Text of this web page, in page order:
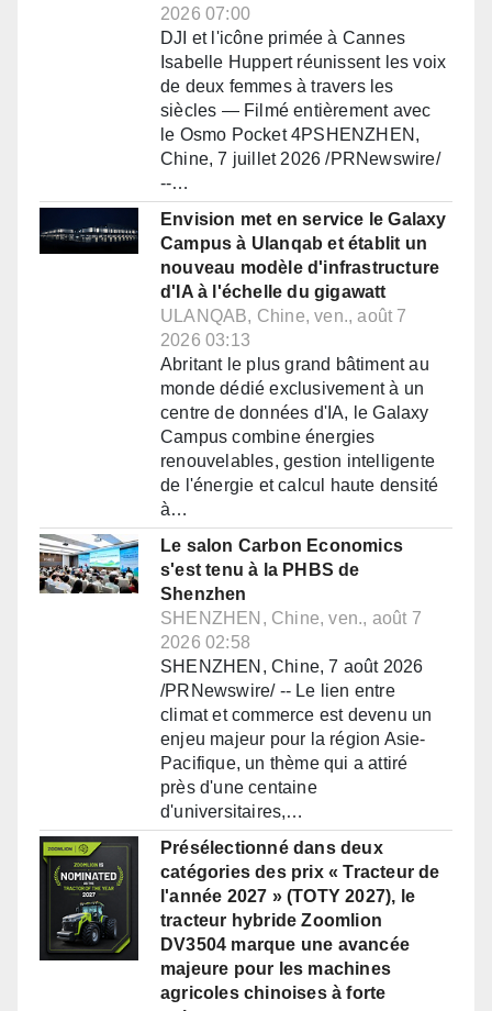
2026 07:00
DJI et l'icône primée à Cannes
Isabelle Huppert réunissent les voix
de deux femmes à travers les
siècles — Filmé entièrement avec
le Osmo Pocket 4PSHENZHEN,
Chine, 7 juillet 2026 /PRNewswire/
--…
Envision met en service le Galaxy
Campus à Ulanqab et établit un
nouveau modèle d'infrastructure
d'IA à l'échelle du gigawatt
ULANQAB, Chine, ven., août 7
2026 03:13
Abritant le plus grand bâtiment au
monde dédié exclusivement à un
centre de données d'IA, le Galaxy
Campus combine énergies
renouvelables, gestion intelligente
de l'énergie et calcul haute densité
à…
Le salon Carbon Economics
s'est tenu à la PHBS de
Shenzhen
SHENZHEN, Chine, ven., août 7
2026 02:58
SHENZHEN, Chine, 7 août 2026
/PRNewswire/ -- Le lien entre
climat et commerce est devenu un
enjeu majeur pour la région Asie-
Pacifique, un thème qui a attiré
près d'une centaine
d'universitaires,…
Présélectionné dans deux
catégories des prix « Tracteur de
l'année 2027 » (TOTY 2027), le
tracteur hybride Zoomlion
DV3504 marque une avancée
majeure pour les machines
agricoles chinoises à forte